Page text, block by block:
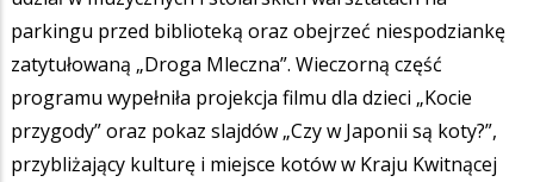
parkingu przed biblioteką oraz obejrzeć niespodziankę
zatytułowaną „Droga Mleczna”. Wieczorną część
programu wypełniła projekcja filmu dla dzieci „Kocie
przygody” oraz pokaz slajdów „Czy w Japonii są koty?”,
przybliżający kulturę i miejsce kotów w Kraju Kwitnącej